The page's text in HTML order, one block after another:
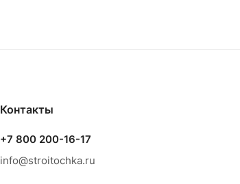
Контакты
+7 800 200-16-17
info@stroitochka.ru